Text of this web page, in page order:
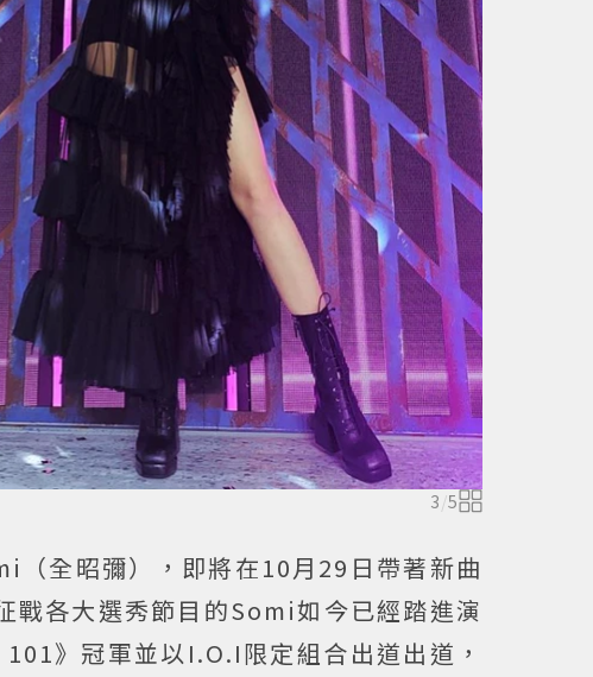
3/5
全昭彌），即將在10月29日帶著新曲
戰各大選秀節目的Somi如今已經踏進演
》冠軍並以I.O.I限定組合出道出道，